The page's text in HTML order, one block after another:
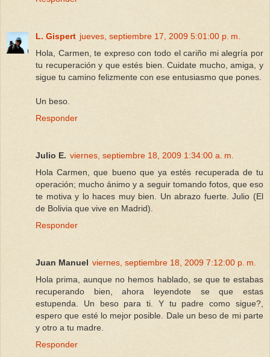
L. Gispert jueves, septiembre 17, 2009 5:01:00 p. m.
Hola, Carmen, te expreso con todo el cariño mi alegría por
tu recuperación y que estés bien. Cuidate mucho, amiga, y
sigue tu camino felizmente con ese entusiasmo que pones.
Un beso.
Responder
Julio E. viernes, septiembre 18, 2009 1:34:00 a. m.
Hola Carmen, que bueno que ya estés recuperada de tu
operación; mucho ánimo y a seguir tomando fotos, que eso
te motiva y lo haces muy bien. Un abrazo fuerte. Julio (El
de Bolivia que vive en Madrid).
Responder
Juan Manuel viernes, septiembre 18, 2009 7:12:00 p. m.
Hola prima, aunque no hemos hablado, se que te estabas
recuperando bien, ahora leyendote se que estas
estupenda. Un beso para ti. Y tu padre como sigue?,
espero que esté lo mejor posible. Dale un beso de mi parte
y otro a tu madre.
Responder